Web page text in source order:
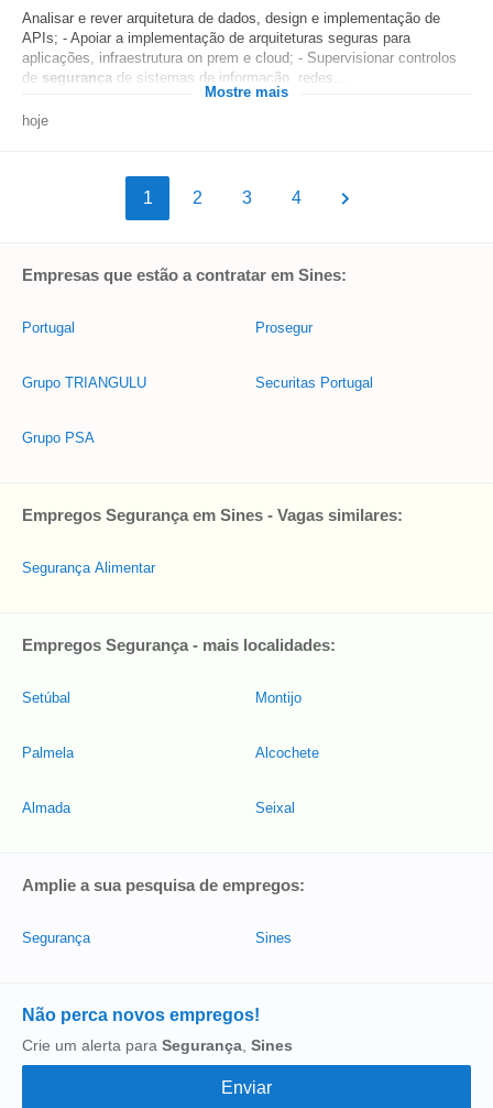
Analisar e rever arquitetura de dados, design e implementação de
APIs; - Apoiar a implementação de arquiteturas seguras para
aplicações, infraestrutura on prem e cloud; - Supervisionar controlos
de segurança de sistemas de informação, redes...
Mostre mais
hoje
1 2 3 4
Empresas que estão a contratar em Sines:
Portugal
Grupo TRIANGULU
Grupo PSA
Prosegur
Securitas Portugal
Empregos Segurança em Sines - Vagas similares:
Segurança Alimentar
Empregos Segurança - mais localidades:
Setúbal
Palmela
Almada
Montijo
Alcochete
Seixal
Amplie a sua pesquisa de empregos:
Segurança Sines
Não perca novos empregos!
Crie um alerta para Segurança Sines